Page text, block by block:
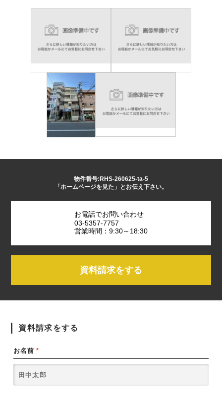
物件番号:RHS-260625-ta-5
「ホームページを見た」とお伝え下さい。
お電話でお問い合わせ
03-5357-7757
営業時間：9:30～18:30
資料請求をする
資料請求をする
お名前 *